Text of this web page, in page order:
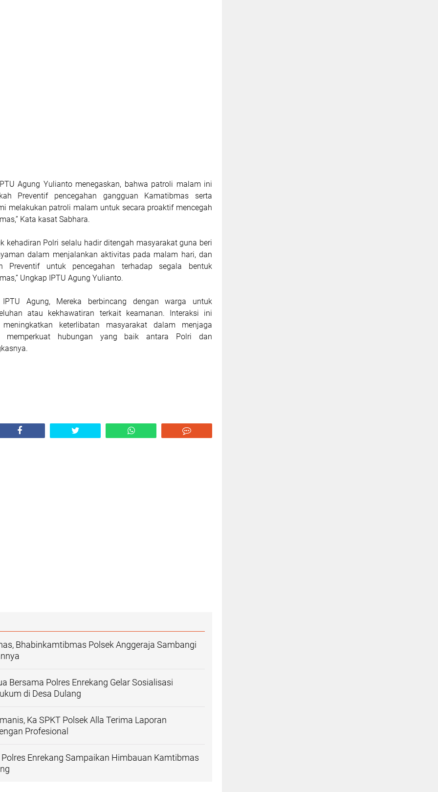
Agung Yulianto menegaskan, bahwa patroli malam ini
Preventif pencegahan gangguan Kamatibmas serta
melakukan patroli malam untuk secara proaktif mencegah
Kata kasat Sabhara.
kehadiran Polri selalu hadir ditengah masyarakat guna beri
dalam menjalankan aktivitas pada malam hari, dan
Preventif untuk pencegahan terhadap segala bentuk
Ungkap IPTU Agung Yulianto.
Agung, Mereka berbincang dengan warga untuk
atau kekhawatiran terkait keamanan. Interaksi ini
keterlibatan masyarakat dalam menjaga
memperkuat hubungan yang baik antara Polri dan
Bhabinkamtibmas Polsek Anggeraja Sambangi
Bersama Polres Enrekang Gelar Sosialisasi
di Desa Dulang
Ka SPKT Polsek Alla Terima Laporan
Profesional
Enrekang Sampaikan Himbauan Kamtibmas